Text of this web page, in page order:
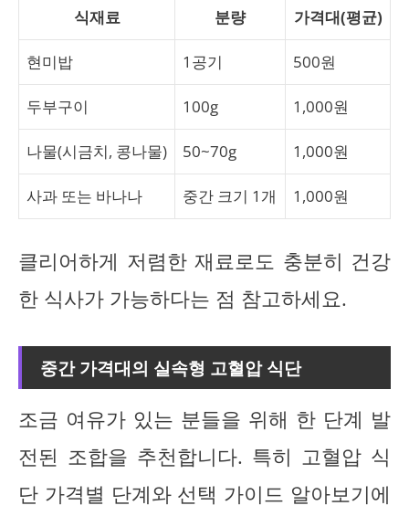
식재료 분량 가격대(평균)
현미밥 1공기 500원
두부구이 100g 1,000원
나물(시금치, 콩나물) 50~70g 1,000원
사과 또는 바나나 중간 크기 1개 1,000원
클리어하게 저렴한 재료로도 충분히 건강
한 식사가 가능하다는 점 참고하세요.
중간 가격대의 실속형 고혈압 식단
조금 여유가 있는 분들을 위해 한 단계 발
전된 조합을 추천합니다. 특히 고혈압 식
단 가격별 단계와 선택 가이드 알아보기에